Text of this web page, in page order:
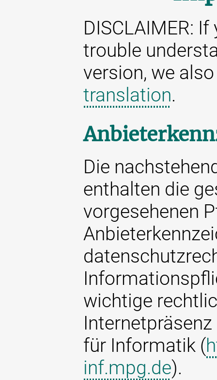
DISCLAIMER:
trouble
version, we
translation.
Die
enthalten die
vorgesehenen
wichtige
für Informatik (
inf.mpg.de).